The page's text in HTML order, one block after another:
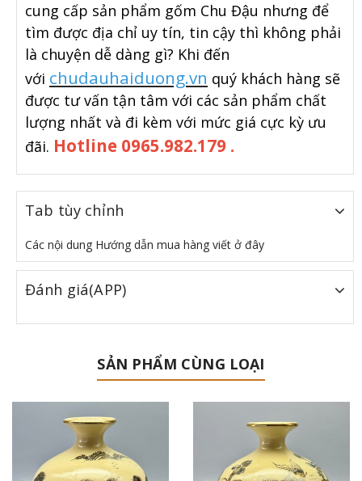
cung cấp sản phẩm gốm Chu Đậu nhưng để
tìm được địa chỉ uy tín, tin cậy thì không phải
là chuyện dễ dàng gì? Khi đến
với chudauhaiduong.vn quý khách hàng sẽ
được tư vấn tận tâm với các sản phẩm chất
lượng nhất và đi kèm với mức giá cực kỳ ưu
đãi. Hotline 0965.982.179 .
Tab tùy chỉnh
Các nội dung Hướng dẫn mua hàng viết ở đây
Đánh giá(APP)
SẢN PHẨM CÙNG LOẠI